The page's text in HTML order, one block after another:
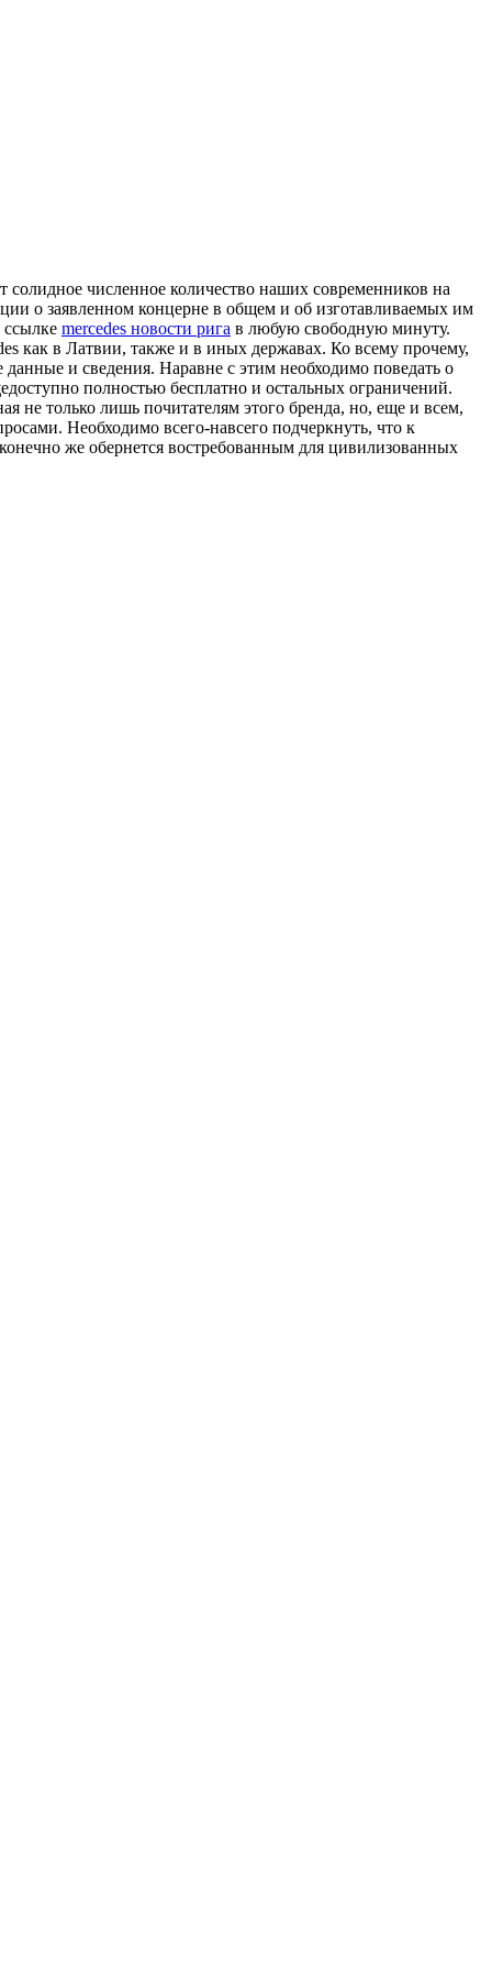
солидное численное количество наших современников на
о заявленном концерне в общем и об изготавливаемых им
ссылке mercedes новости рига в любую свободную минуту.
как в Латвии, также и в иных державах. Ко всему прочему,
и сведения. Наравне с этим необходимо поведать о
полностью бесплатно и остальных ограничений.
не только лишь почитателям этого бренда, но, еще и всем,
Необходимо всего-навсего подчеркнуть, что к
же обернется востребованным для цивилизованных